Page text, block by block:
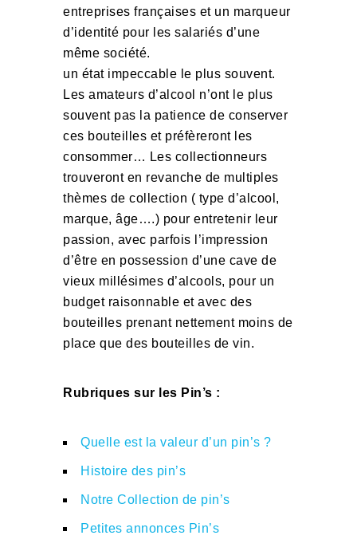
entreprises françaises et un marqueur
d’identité pour les salariés d’une
même société.
un état impeccable le plus souvent.
Les amateurs d’alcool n’ont le plus
souvent pas la patience de conserver
ces bouteilles et préfèreront les
consommer… Les collectionneurs
trouveront en revanche de multiples
thèmes de collection ( type d’alcool,
marque, âge….) pour entretenir leur
passion, avec parfois l’impression
d’être en possession d’une cave de
vieux millésimes d’alcools, pour un
budget raisonnable et avec des
bouteilles prenant nettement moins de
place que des bouteilles de vin.
Rubriques sur les Pin’s :
Quelle est la valeur d’un pin’s ?
Histoire des pin’s
Notre Collection de pin’s
Petites annonces Pin’s